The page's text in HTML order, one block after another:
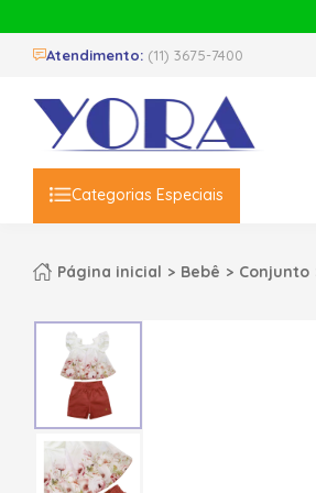
Atendimento: (11) 3675-7400
Categorias Especiais
Página inicial Bebê Conjunto